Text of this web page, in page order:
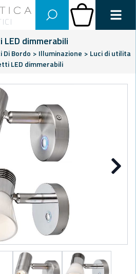
Carrello
dimmerabili
Di Bordo > Illuminazione > Luci di utilita
LED dimmerabili